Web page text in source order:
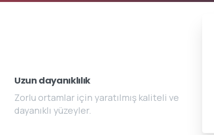
Uzun dayanıklılık
Zorlu ortamlar için yaratılmış kaliteli ve
dayanıklı yüzeyler.